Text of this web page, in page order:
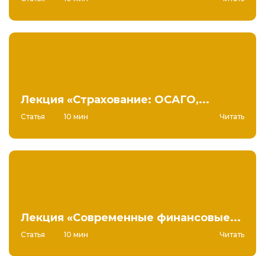
Лекция «Страхование: ОСАГО,...
Статья 10 мин Читать
Лекция «Современные финансовые...
Статья 10 мин Читать